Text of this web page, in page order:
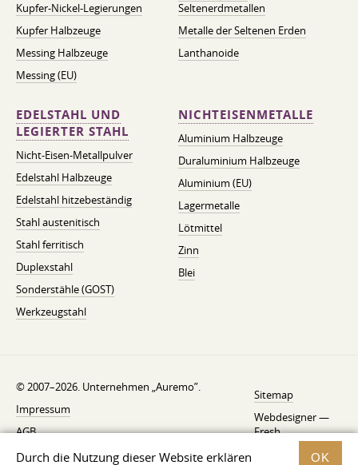
Durch die Nutzung dieser Website erklären OK
Kupfer-Nickel-Legierungen
Kupfer Halbzeuge
Messing Halbzeuge
Messing (EU)
Seltenerdmetallen
Metalle der Seltenen Erden
Lanthanoide
EDELSTAHL UND
LEGIERTER STAHL
Nicht-Eisen-Metallpulver
Edelstahl Halbzeuge
Edelstahl hitzebeständig
Stahl austenitisch
Stahl ferritisch
Duplexstahl
Sonderstähle (GOST)
Werkzeugstahl
NICHTEISENMETALLE
Aluminium Halbzeuge
Duraluminium Halbzeuge
Aluminium (EU)
Lagermetalle
Lötmittel
Zinn
Blei
© 2007–2026. Unternehmen „Auremo”.
Impressum
AGB
Widerrufsbelehrung
Sitemap
Webdesigner —
Fresh